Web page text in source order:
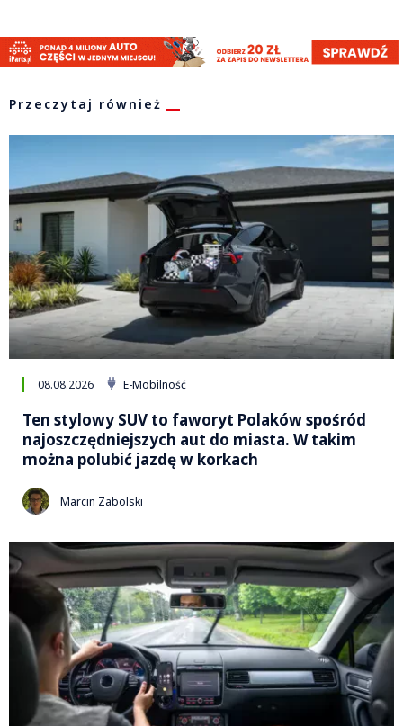
Przeczytaj również
08.08.2026 E-Mobilność
Ten stylowy SUV to faworyt Polaków spośród
najoszczędniejszych aut do miasta. W takim
można polubić jazdę w korkach
Marcin Zabolski